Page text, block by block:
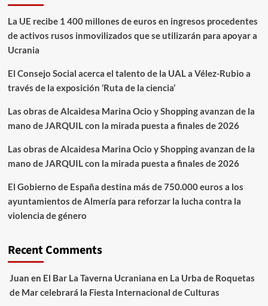
La UE recibe 1 400 millones de euros en ingresos procedentes
de activos rusos inmovilizados que se utilizarán para apoyar a
Ucrania
El Consejo Social acerca el talento de la UAL a Vélez-Rubio a
través de la exposición ‘Ruta de la ciencia’
Las obras de Alcaidesa Marina Ocio y Shopping avanzan de la
mano de JARQUIL con la mirada puesta a finales de 2026
Las obras de Alcaidesa Marina Ocio y Shopping avanzan de la
mano de JARQUIL con la mirada puesta a finales de 2026
El Gobierno de España destina más de 750.000 euros a los
ayuntamientos de Almería para reforzar la lucha contra la
violencia de género
Recent Comments
Juan en El Bar La Taverna Ucraniana en La Urba de Roquetas
de Mar celebrará la Fiesta Internacional de Culturas